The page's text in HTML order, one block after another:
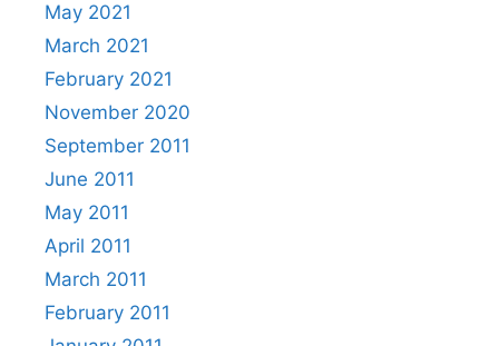
May 2021
March 2021
February 2021
November 2020
September 2011
June 2011
May 2011
April 2011
March 2011
February 2011